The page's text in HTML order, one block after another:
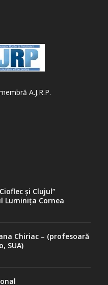
A.J.R.P.
și Clujul”
Luminița Cornea
Chiriac – (profesoară
SUA)